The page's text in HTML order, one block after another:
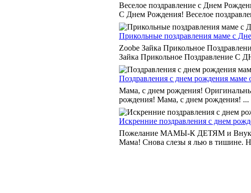
Веселое поздравление с Днем
С Днем Рождения! Веселое
Прикольные поздравления маме с
Zoobe Зайка Прикольное
Зайка Прикольное Поздравление С
Поздравления с днем рождения маме
Мама, с днем рождения!
рождения! Мама, с днем рождения! ...
Искренние поздравления с днем
Пожелание МАМЫ-К ДЕТЯМ и
Мама! Снова слезы я лью в тишине.